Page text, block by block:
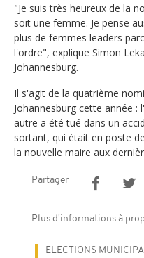
"Je suis très heureux de la
soit une femme. Je pense
plus de femmes leaders
l'ordre", explique Simon
Johannesburg.
Il s'agit de la quatrième
Johannesburg cette année
autre a été tué dans un
sortant, qui était en poste
la nouvelle maire aux
Partager
Plus d'informations à
ELECTIONS